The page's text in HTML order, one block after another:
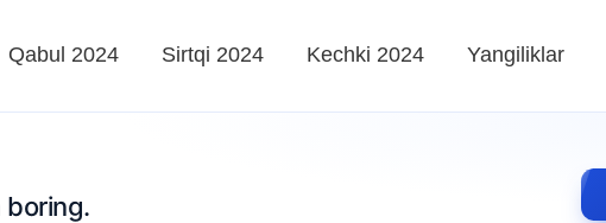
Qabul 2024 Sirtqi 2024 Kechki 2024 Yangiliklar
boring.